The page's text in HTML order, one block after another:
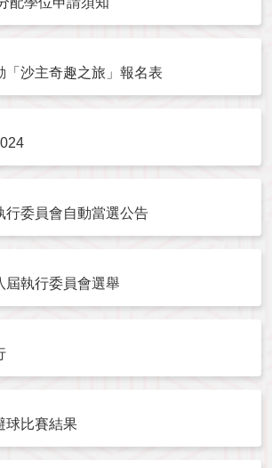
「沙主奇趣之旅」報名表
行委員會自動當選公告
屆執行委員會選舉
球比賽結果